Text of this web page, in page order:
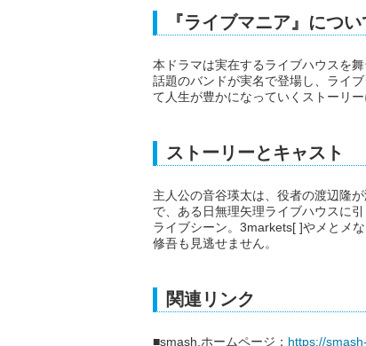
『ライブマニア』につい
本ドラマは実在するライブハウスを
話題のバンドが実名で登場し、ライ
て人生が豊かになっていくストーリー
ストーリーとキャスト
主人公の音谷瑛太は、役者の渡辺隆
で、ある日無理矢理ライブハウスに
ライブシーン。3markets[ ]やメとメ
修吾も見逃せません。
関連リンク
■smash.ホームページ： https://